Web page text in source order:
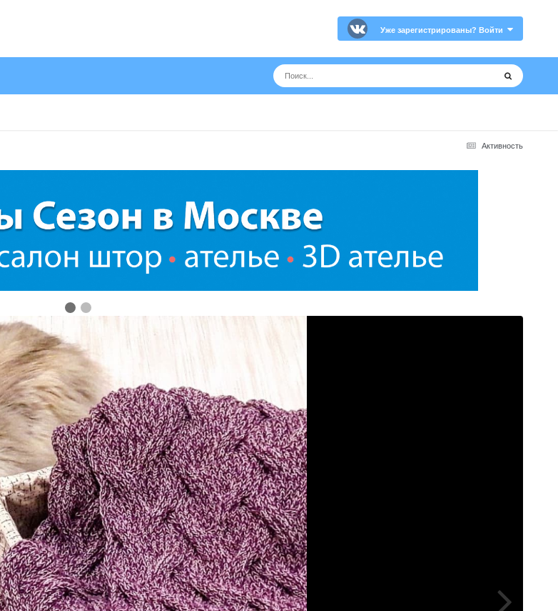
Уже зарегистрированы? Войти
Активность